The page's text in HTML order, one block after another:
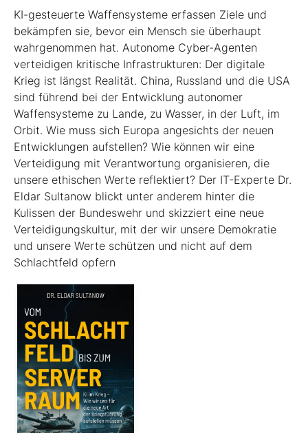
KI-gesteuerte Waffensysteme erfassen Ziele und
bekämpfen sie, bevor ein Mensch sie überhaupt
wahrgenommen hat. Autonome Cyber-Agenten
verteidigen kritische Infrastrukturen: Der digitale
Krieg ist längst Realität. China, Russland und die USA
sind führend bei der Entwicklung autonomer
Waffensysteme zu Lande, zu Wasser, in der Luft, im
Orbit. Wie muss sich Europa angesichts der neuen
Entwicklungen aufstellen? Wie können wir eine
Verteidigung mit Verantwortung organisieren, die
unsere ethischen Werte reflektiert? Der IT-Experte Dr.
Eldar Sultanow blickt unter anderem hinter die
Kulissen der Bundeswehr und skizziert eine neue
Verteidigungskultur, mit der wir unsere Demokratie
und unsere Werte schützen und nicht auf dem
Schlachtfeld opfern